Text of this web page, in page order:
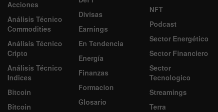
Acciones
Análisis Técnico
Commodities
Análisis Técnico
Cripto
Análisis Técnico
Indices
Bitcoin
Bitcoin
Divisas
Earnings
En Tendencia
Energía
Finanzas
Formacion
Glosario
NFT
Podcast
Sector Energético
Sector Financiero
Sector
Tecnologico
Streamings
Terra